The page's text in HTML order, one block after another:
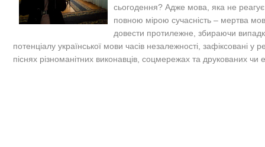
сьогодення? Адже мова, яка не
повною мірою сучасність – мертва
довести протилежне, збираючи
потенціалу української мови часів незалежності, зафіксовані у
піснях різноманітних виконавців, соцмережах та друкованих чи